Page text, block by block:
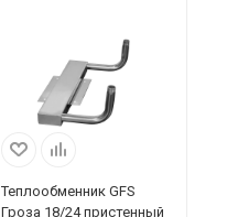
Теплообменник GFS
Гроза 18/24 пристенный